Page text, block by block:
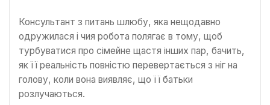
Консультант з питань шлюбу, яка нещодавно
одружилася і чия робота полягає в тому, щоб
турбуватися про сімейне щастя інших пар, бачить,
як її реальність повністю перевертається з ніг на
голову, коли вона виявляє, що її батьки
розлучаються.